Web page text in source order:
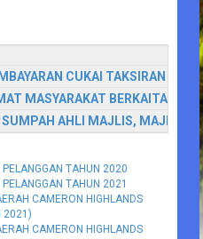
CUKAI TAKSIRAN
MASYARAKAT BERKAITAN
AHLI MAJLIS, MAJLIS
TAHUN 2020
TAHUN 2021
CAMERON HIGHLANDS
2021)
CAMERON HIGHLANDS